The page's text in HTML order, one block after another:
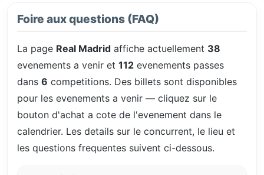
Foire aux questions (FAQ)
La page Real Madrid affiche actuellement 38
evenements a venir et 112 evenements passes
dans 6 competitions. Des billets sont disponibles
pour les evenements a venir — cliquez sur le
bouton d'achat a cote de l'evenement dans le
calendrier. Les details sur le concurrent, le lieu et
les questions frequentes suivent ci-dessous.